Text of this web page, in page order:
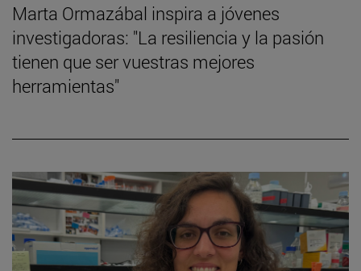
Marta Ormazábal inspira a jóvenes
investigadoras: "La resiliencia y la pasión
tienen que ser vuestras mejores
herramientas"